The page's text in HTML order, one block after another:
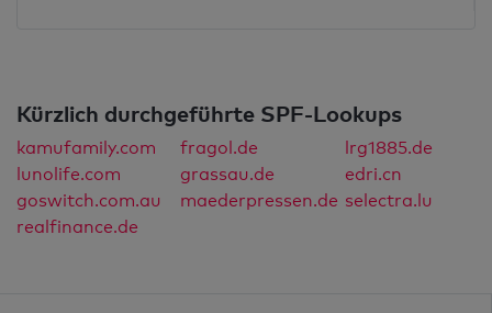
Kürzlich durchgeführte SPF-Lookups
kamufamily.com fragol.de
lrg1885.de
lunolife.com
grassau.de
edri.cn
goswitch.com.au
maederpressen.de selectra.lu
realfinance.de